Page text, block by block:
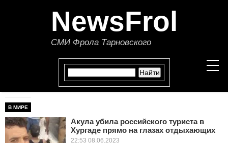
NewsFrol
СМИ Фрола Тарновского
СТАТЬИ
В МИРЕ
Акула убила российского туриста в
Хургаде прямо на глазах отдыхающих
22:53 08.06.2023